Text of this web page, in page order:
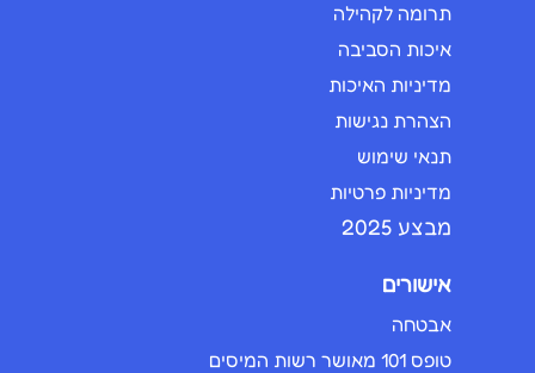
תרומה לקהילה
איכות הסביבה
מדיניות האיכות
הצהרת נגישות
תנאי שימוש
מדיניות פרטיות
מבצע 2025
אישורים
אבטחה
טופס 101 מאושר רשות המיסים